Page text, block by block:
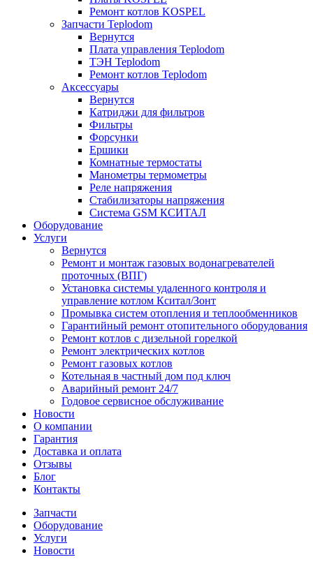
Ремонт котлов KOSPEL
Запчасти Teplodom
Вернутся
Плата управления Teplodom
ТЭН Teplodom
Ремонт котлов Teplodom
Аксессуары
Вернутся
Катриджи для фильтров
Фильтры
Форсунки
Ершики
Комнатные термостаты
Манометры термометры
Реле напряжения
Стабилизаторы напряжения
Система GSM КСИТАЛ
Оборудование
Услуги
Вернутся
Ремонт и монтаж газовых водонагревателей
проточных (ВПГ)
Установка системы удаленного контроля и
управление котлом Кситал/Зонт
Промывка систем отопления и теплообменников
Гарантийный ремонт отопительного оборудования
Ремонт котлов с дизельной горелкой
Ремонт электрических котлов
Ремонт газовых котлов
Котельная в частный дом под ключ
Аварийный ремонт 24/7
Годовое сервисное обслуживание
Новости
О компании
Гарантия
Доставка и оплата
Отзывы
Блог
Контакты
Запчасти
Оборудование
Услуги
Новости